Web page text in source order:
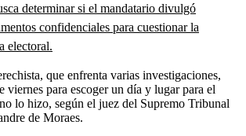
determinar si el mandatario divulgó
confidenciales para cuestionar la
electoral.
que enfrenta varias investigaciones,
viernes para escoger un día y lugar para el
lo hizo, según el juez del Supremo Tribunal
de Moraes.